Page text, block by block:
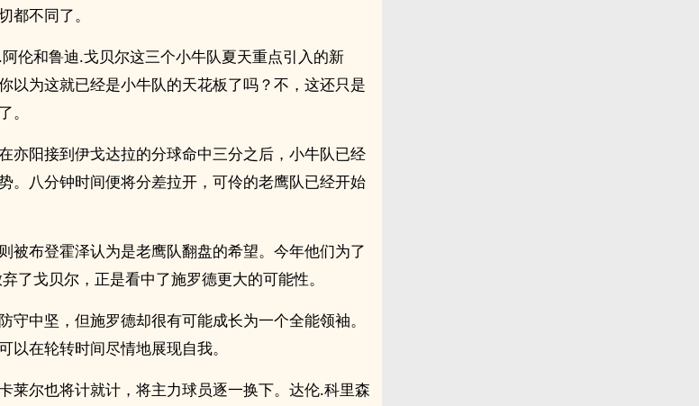
都不同了。
伦和鲁迪.戈贝尔这三个小牛队夏天重点引入的新
以为这就已经是小牛队的天花板了吗？不，这还只是
。
亦阳接到伊戈达拉的分球命中三分之后，小牛队已经
。八分钟时间便将分差拉开，可伶的老鹰队已经开始
被布登霍泽认为是老鹰队翻盘的希望。今年他们为了
了戈贝尔，正是看中了施罗德更大的可能性。
守中坚，但施罗德却很有可能成长为一个全能领袖。
以在轮转时间尽情地展现自我。
莱尔也将计就计，将主力球员逐一换下。达伦.科里森